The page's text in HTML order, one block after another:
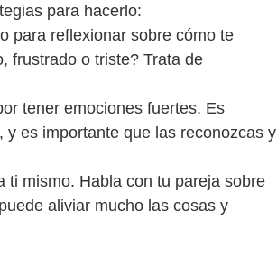
para hacerlo:
para reflexionar sobre cómo te
frustrado o triste? Trata de
tener emociones fuertes. Es
es importante que las reconozcas y
ti mismo. Habla con tu pareja sobre
aliviar mucho las cosas y